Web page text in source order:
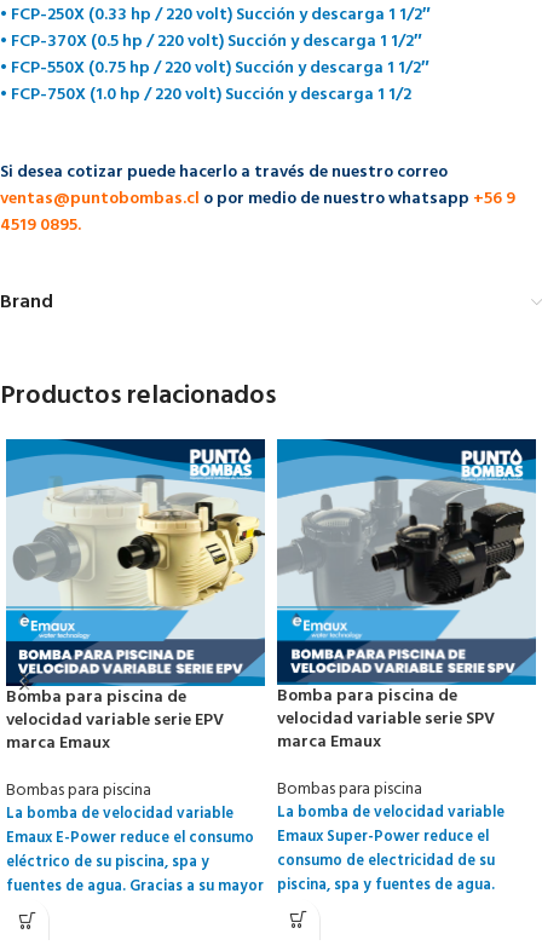
• FCP-250X (0.33 hp / 220 volt) Succión y descarga 1 1/2″
• FCP-370X (0.5 hp / 220 volt) Succión y descarga 1 1/2″
• FCP-550X (0.75 hp / 220 volt) Succión y descarga 1 1/2″
• FCP-750X (1.0 hp / 220 volt) Succión y descarga 1 1/2
Si desea cotizar puede hacerlo a través de nuestro correo
ventas@puntobombas.cl o por medio de nuestro whatsapp +56 9
4519 0895.
Brand
Productos relacionados
Bomba para piscina de
velocidad variable serie EPV
marca Emaux
Bombas para piscina
La bomba de velocidad variable
Emaux E-Power reduce el consumo
eléctrico de su piscina, spa y
fuentes de agua. Gracias a su mayor
eficiencia, elimina el uso excesivo y
reduce los costos de
Bomba para piscina de
velocidad variable serie SPV
marca Emaux
Bombas para piscina
La bomba de velocidad variable
Emaux Super-Power reduce el
consumo de electricidad de su
piscina, spa y fuentes de agua.
Gracias a su mayor eficiencia,
elimina el uso excesivo y reduce los